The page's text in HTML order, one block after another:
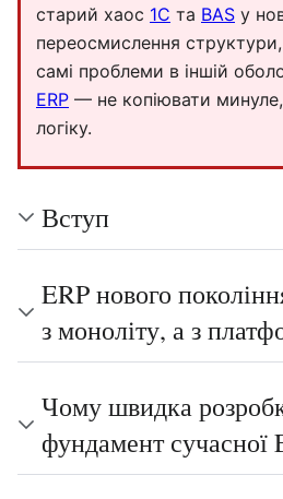
старий хаос 1С та BAS у
переосмислення структури,
самі проблеми в іншій
ERP — не копіювати
логіку.
Вступ
ERP нового
з моноліту, а з
Чому швидка
фундамент сучасної